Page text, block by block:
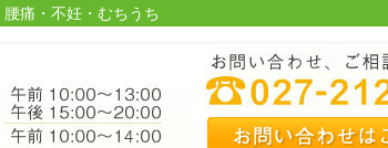
痛・不妊・むちうち